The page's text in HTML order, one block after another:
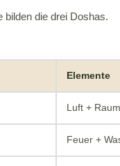
bilden die drei Doshas.
Elemente
Luft + Raum
Feuer +